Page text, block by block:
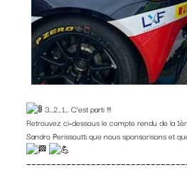
3…2…1… C’est parti !!!
Retrouvez ci-dessous le compte rendu de la
Sandro Perissouttique nous sponsorisons et